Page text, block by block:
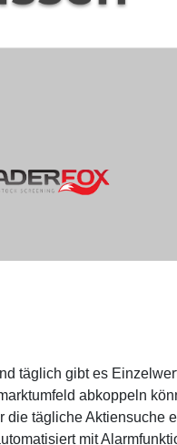
täglich gibt es
abkoppeln
tägliche Aktiensuche
mit